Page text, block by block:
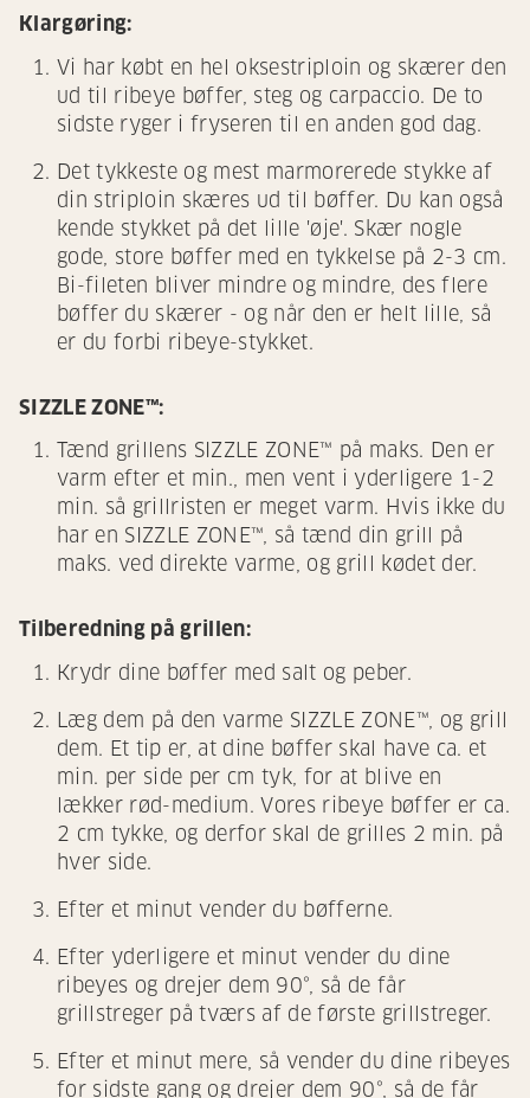
Klargøring:
Vi har købt en hel oksestriploin og skærer den
ud til ribeye bøffer, steg og carpaccio. De to
sidste ryger i fryseren til en anden god dag.
Det tykkeste og mest marmorerede stykke af
din striploin skæres ud til bøffer. Du kan også
kende stykket på det lille 'øje'. Skær nogle
gode, store bøffer med en tykkelse på 2-3 cm.
Bi-fileten bliver mindre og mindre, des flere
bøffer du skærer - og når den er helt lille, så
er du forbi ribeye-stykket.
SIZZLE ZONE™:
Tænd grillens SIZZLE ZONE™ på maks. Den er
varm efter et min., men vent i yderligere 1-2
min. så grillristen er meget varm. Hvis ikke du
har en SIZZLE ZONE™, så tænd din grill på
maks. ved direkte varme, og grill kødet der.
Tilberedning på grillen:
Krydr dine bøffer med salt og peber.
Læg dem på den varme SIZZLE ZONE™, og grill
dem. Et tip er, at dine bøffer skal have ca. et
min. per side per cm tyk, for at blive en
lækker rød-medium. Vores ribeye bøffer er ca.
2 cm tykke, og derfor skal de grilles 2 min. på
hver side.
Efter et minut vender du bøfferne.
Efter yderligere et minut vender du dine
ribeyes og drejer dem 90°, så de får
grillstreger på tværs af de første grillstreger.
Efter et minut mere, så vender du dine ribeyes
for sidste gang og drejer dem 90°, så de får